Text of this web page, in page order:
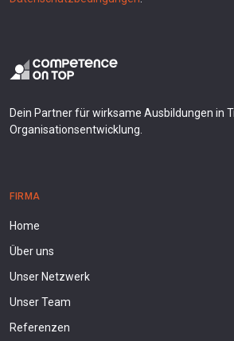
Dein Partner für wirksame Ausbildungen in
Organisationsentwicklung.
FIRMA
Home
Über uns
Unser Netzwerk
Unser Team
Referenzen